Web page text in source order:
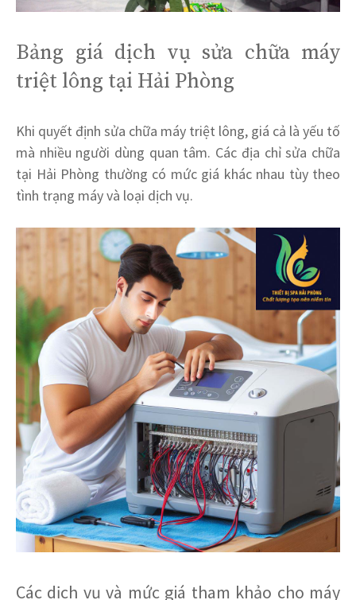
Bảng giá dịch vụ sửa chữa máy
triệt lông tại Hải Phòng
Khi quyết định sửa chữa máy triệt lông, giá cả là yếu tố
mà nhiều người dùng quan tâm. Các địa chỉ sửa chữa
tại Hải Phòng thường có mức giá khác nhau tùy theo
tình trạng máy và loại dịch vụ.
Các dịch vụ và mức giá tham khảo cho máy